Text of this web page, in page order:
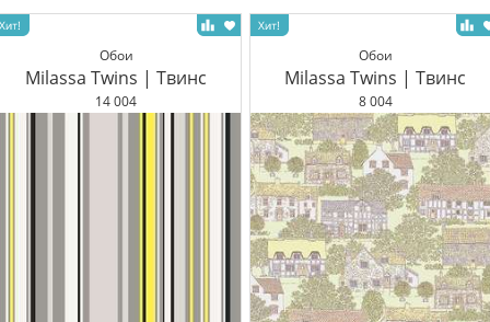
Обои
Milassa Twins | Твинс
14 004
Обои
Milassa Twins | Твинс
8 004